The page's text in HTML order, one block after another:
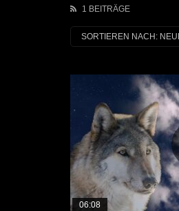
1 BEITRÄGE
SORTIEREN NACH:
06:08